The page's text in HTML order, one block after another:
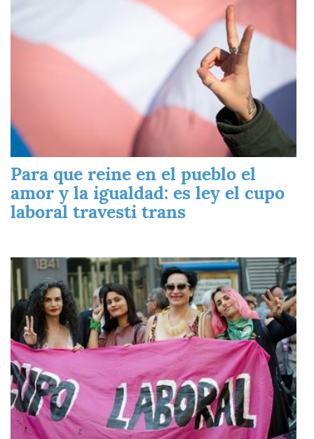
Para que reine en el pueblo el
amor y la igualdad: es ley el cupo
laboral travesti trans
Imagen